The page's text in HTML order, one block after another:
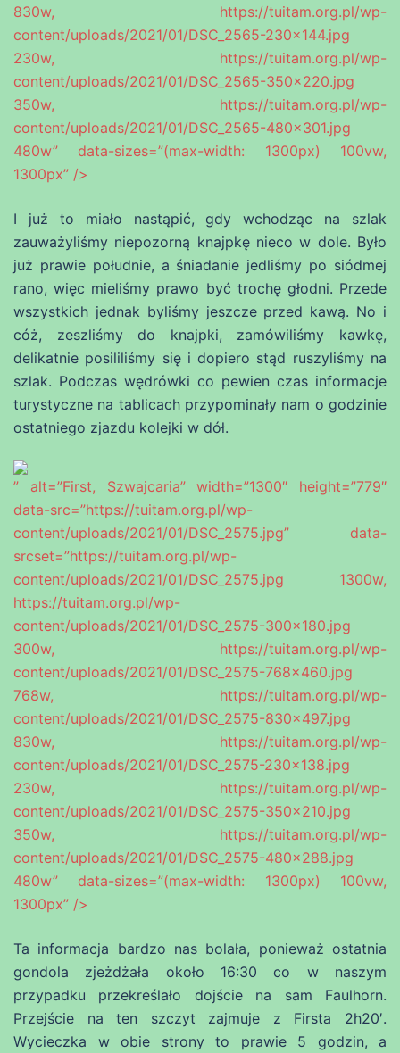
830w, https://tuitam.org.pl/wp-
content/uploads/2021/01/DSC_2565-230×144.jpg
230w, https://tuitam.org.pl/wp-
content/uploads/2021/01/DSC_2565-350×220.jpg
350w, https://tuitam.org.pl/wp-
content/uploads/2021/01/DSC_2565-480×301.jpg
480w” data-sizes=”(max-width: 1300px) 100vw,
1300px” />
I już to miało nastąpić, gdy wchodząc na szlak
zauważyliśmy niepozorną knajpkę nieco w dole. Było
już prawie południe, a śniadanie jedliśmy po siódmej
rano, więc mieliśmy prawo być trochę głodni. Przede
wszystkich jednak byliśmy jeszcze przed kawą. No i
cóż, zeszliśmy do knajpki, zamówiliśmy kawkę,
delikatnie posililiśmy się i dopiero stąd ruszyliśmy na
szlak. Podczas wędrówki co pewien czas informacje
turystyczne na tablicach przypominały nam o godzinie
ostatniego zjazdu kolejki w dół.
” alt=”First, Szwajcaria” width=”1300″ height=”779″
data-src=”https://tuitam.org.pl/wp-
content/uploads/2021/01/DSC_2575.jpg” data-
srcset=”https://tuitam.org.pl/wp-
content/uploads/2021/01/DSC_2575.jpg 1300w,
https://tuitam.org.pl/wp-
content/uploads/2021/01/DSC_2575-300×180.jpg
300w, https://tuitam.org.pl/wp-
content/uploads/2021/01/DSC_2575-768×460.jpg
768w, https://tuitam.org.pl/wp-
content/uploads/2021/01/DSC_2575-830×497.jpg
830w, https://tuitam.org.pl/wp-
content/uploads/2021/01/DSC_2575-230×138.jpg
230w, https://tuitam.org.pl/wp-
content/uploads/2021/01/DSC_2575-350×210.jpg
350w, https://tuitam.org.pl/wp-
content/uploads/2021/01/DSC_2575-480×288.jpg
480w” data-sizes=”(max-width: 1300px) 100vw,
1300px” />
Ta informacja bardzo nas bolała, ponieważ ostatnia
gondola zjeżdżała około 16:30 co w naszym
przypadku przekreślało dojście na sam Faulhorn.
Przejście na ten szczyt zajmuje z Firsta 2h20′.
Wycieczka w obie strony to prawie 5 godzin, a